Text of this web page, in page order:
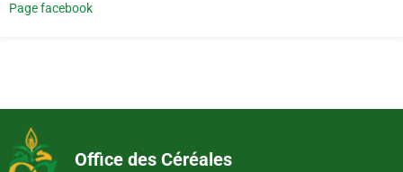
Page facebook
Office des Céréales